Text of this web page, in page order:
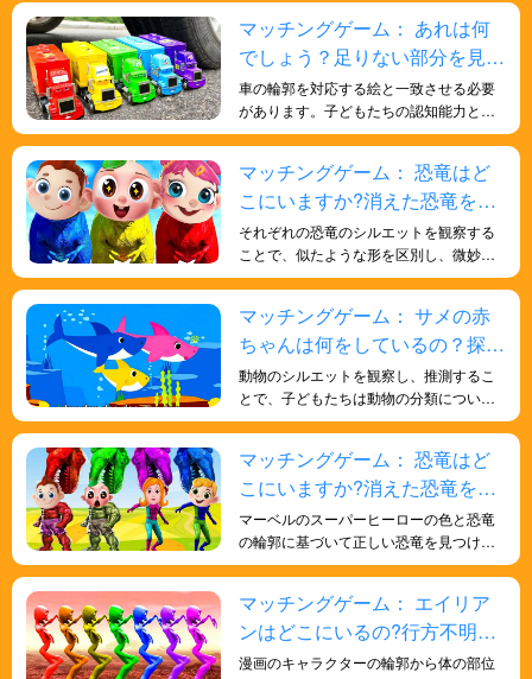
マッチングゲーム： あれは何
でしょう？足りない部分を見つ
けよう！
車の輪郭を対応する絵と一致させる必要
があります。子どもたちの認知能力と問
題解決能力を向上させ、記憶力と細部へ
マッチングゲーム： 恐竜はど
こにいますか?消えた恐竜を探
そう！
それぞれの恐竜のシルエットを観察する
ことで、似たような形を区別し、微妙な
違いに気づくようになります。科学的な
る楽しい方法です。
マッチングゲーム： サメの赤
ちゃんは何をしているの？探し
てみよう！
動物のシルエットを観察し、推測するこ
とで、子どもたちは動物の分類について
探求し始めることができます。哺乳類、
リーの特徴や類似点を学び、動物を適切
なグループに分類する方法を理解するこ
とができます。また、子どもたちはシル
エットを推測することで、様々な動物が
様々な生態系や生息地にどのように適応
しているかを理解するでしょう。動物と
環境の相互作用を学び、様々な動物がど
のように生息地に適応しているかを探る
ことができます。
マッチングゲーム： 恐竜はど
こにいますか?消えた恐竜を探
そう！
マーベルのスーパーヒーローの色と恐竜
の輪郭に基づいて正しい恐竜を見つける
ことは、子供たちがより多様な色を認識
能力を向上させ、知識を強化し、より賢
くなります。
マッチングゲーム： エイリア
ンはどこにいるの?行方不明の
宇宙人を探そう！
漫画のキャラクターの輪郭から体の部位